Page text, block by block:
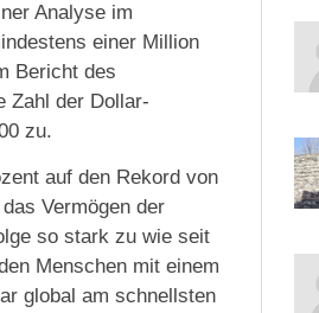
Analyse im
einer Million
Bericht des
Zahl der Dollar-
zu.
auf den Rekord von
Vermögen der
so stark zu wie seit
Menschen mit einem
global am schnellsten